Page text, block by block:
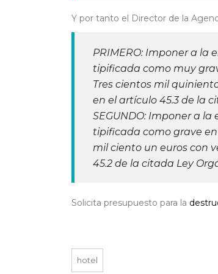
Y por tanto el Director de la
PRIMERO: Imponer a la
tipificada como muy
Tres cientos mil
en el artículo 45.3 de la
SEGUNDO: Imponer a
tipificada como grave en
mil ciento un euros con
45.2 de la citada Ley
Solicita presupuesto para la
hotel